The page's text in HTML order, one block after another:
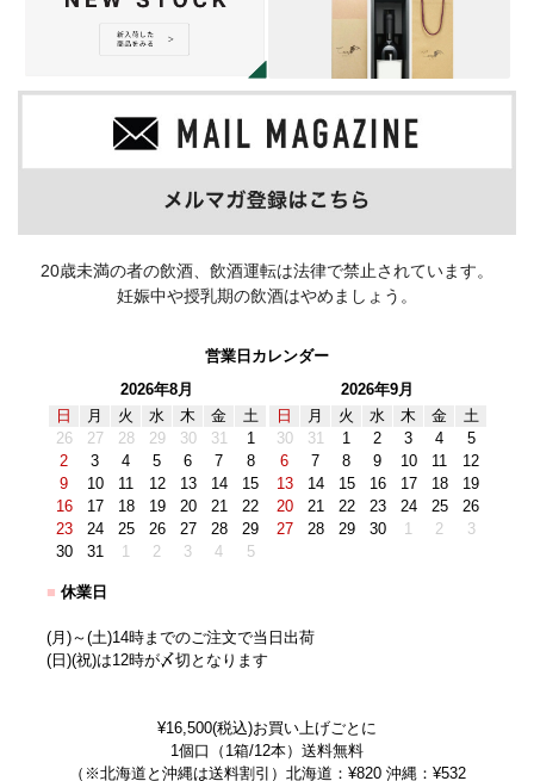
20歳未満の者の飲酒、飲酒運転は法律で禁止されています。
妊娠中や授乳期の飲酒はやめましょう。
営業日カレンダー
2026年8月
日
月 火 水 木 金
土
26
27 28 29 30 31
1
2
3 4 5 6 7
8
9
10 11 12 13 14
15
16
17 18 19 20 21
22
23
24 25 26 27 28
29
30
31 1 2 3 4 5
2026年9月
日
月 火 水 木 金
土
30
31 1 2 3 4
5
6
7 8 9 10 11
12
13
14 15 16 17 18
19
20
21 22 23 24 25
26
27
28 29 30 1 2 3
■ 休業日
(月)～(土)14時までのご注文で当日出荷
(日)(祝)は12時が〆切となります
¥16,500(税込)お買い上げごとに
1個口（1箱/12本）送料無料
（※北海道と沖縄は送料割引）北海道：¥820 沖縄：¥532